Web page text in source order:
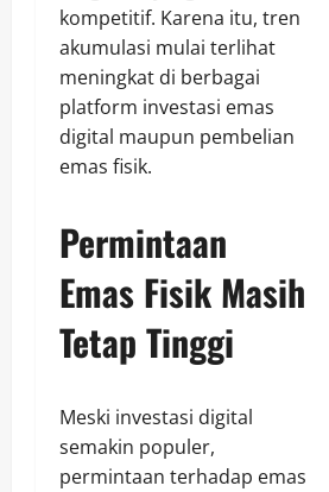
kompetitif. Karena itu, tren
akumulasi mulai terlihat
meningkat di berbagai
platform investasi emas
digital maupun pembelian
emas fisik.
Permintaan
Emas Fisik Masih
Tetap Tinggi
Meski investasi digital
semakin populer,
permintaan terhadap emas